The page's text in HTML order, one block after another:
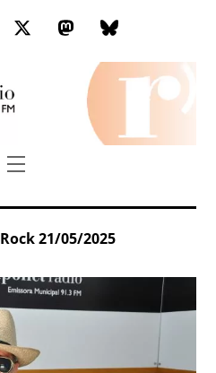
TwitterMastodonBluesky
Menu
21/05/2025